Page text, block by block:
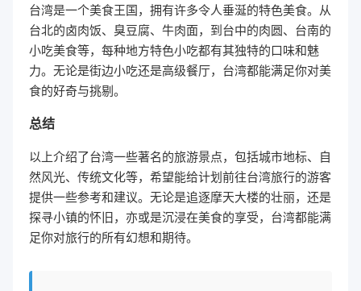
台湾是一个美食王国，拥有许多令人垂涎的特色美食。从
台北的卤肉饭、臭豆腐、牛肉面，到台中的肉圆、台南的
小吃美食等，每种地方特色小吃都有其独特的口味和魅
力。无论是街边小吃还是高级餐厅，台湾都能满足你对美
食的好奇与挑剔。
总结
以上介绍了台湾一些著名的旅游景点，包括城市地标、自
然风光、传统文化等，希望能给计划前往台湾旅行的游客
提供一些参考和建议。无论是追逐摩天大楼的壮丽，还是
探寻小镇的怀旧，亦或是沉浸在美食的享受，台湾都能满
足你对旅行的所有幻想和期待。